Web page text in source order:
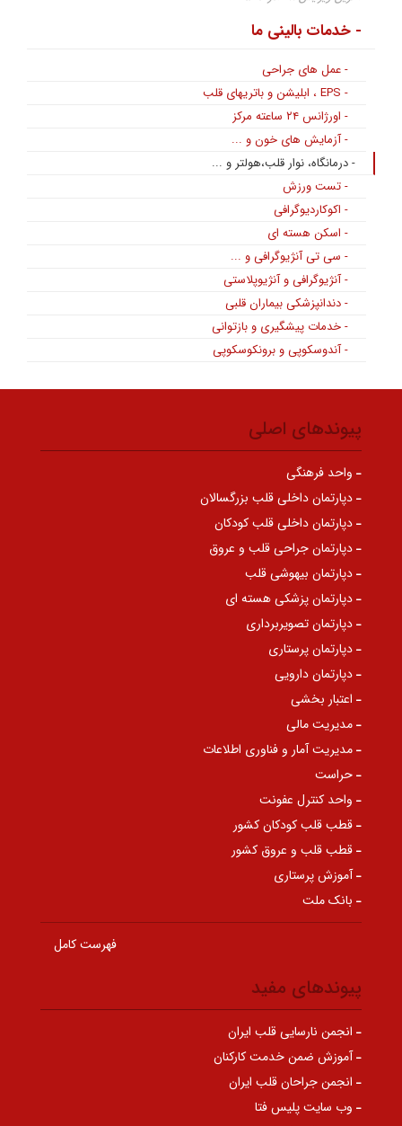
- خدمات بالینی ما
- عمل های جراحی
- EPS ، ابلیشن و باتریهای قلب
- اورژانس ۲۴ ساعته مرکز
- آزمایش های خون و ...
- درمانگاه، نوار قلب،هولتر و ...
- تست ورزش
- اکوکاردیوگرافی
- اسکن هسته ای
- سی تی آنژیوگرافی و ...
- آنژیوگرافی و آنژیوپلاستی
- دندانپزشکی بیماران قلبی
- خدمات پیشگیری و بازتوانی
- آندوسکوپی و برونکوسکوپی
پیوندهای اصلی
واحد فرهنگی
دپارتمان داخلی قلب بزرگسالان
دپارتمان داخلی قلب کودکان
دپارتمان جراحی قلب و عروق
دپارتمان بیهوشی قلب
دپارتمان پزشکی هسته ای
دپارتمان تصویربرداری
دپارتمان پرستاری
دپارتمان دارویی
اعتبار بخشی
مدیریت مالی
مدیریت آمار و فناوری اطلاعات
حراست
واحد کنترل عفونت
قطب قلب کودکان کشور
قطب قلب و عروق کشور
آموزش پرستاری
بانک ملت
فهرست کامل
پیوندهای مفید
انجمن نارسایی قلب ایران
آموزش ضمن خدمت کارکنان
انجمن جراحان قلب ایران
وب سایت پلیس فتا